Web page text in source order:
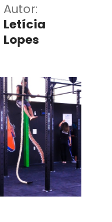
Autor:
Letícia
Lopes